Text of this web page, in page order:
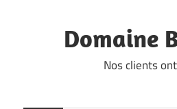
Domaine
Nos clients